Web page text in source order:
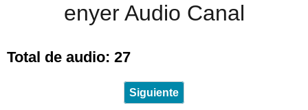
enyer Audio Canal
Total de audio: 27
Siguiente